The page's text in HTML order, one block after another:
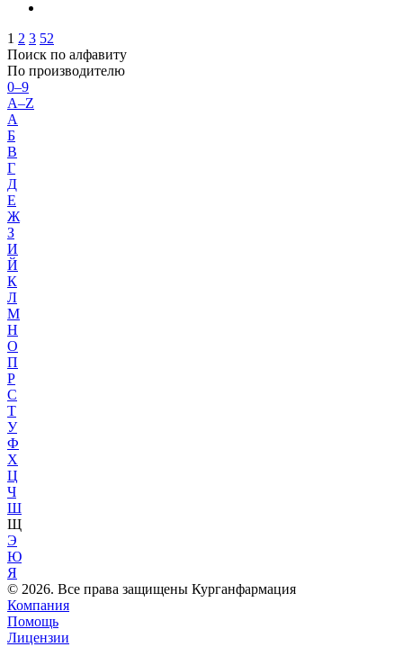
1 2 3 52
Поиск по алфавиту
По производителю
0–9
A–Z
А
Б
В
Г
Д
Е
Ж
З
И
Й
К
Л
М
Н
О
П
Р
С
Т
У
Ф
Х
Ц
Ч
Ш
Щ
Э
Ю
Я
© 2026. Все права защищены Курганфармация
Компания
Помощь
Лицензии